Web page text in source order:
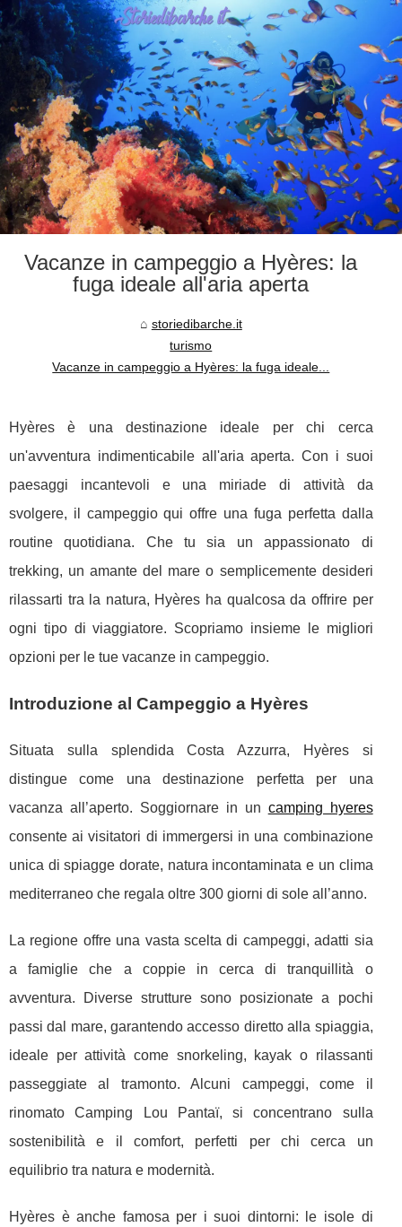
Vacanze in campeggio a Hyères: la
fuga ideale all'aria aperta
storiedibarche.it
turismo
Vacanze in campeggio a Hyères: la fuga ideale...
Hyères è una destinazione ideale per chi cerca
un'avventura indimenticabile all'aria aperta. Con i suoi
paesaggi incantevoli e una miriade di attività da
svolgere, il campeggio qui offre una fuga perfetta dalla
routine quotidiana. Che tu sia un appassionato di
trekking, un amante del mare o semplicemente desideri
rilassarti tra la natura, Hyères ha qualcosa da offrire per
ogni tipo di viaggiatore. Scopriamo insieme le migliori
opzioni per le tue vacanze in campeggio.
Introduzione al Campeggio a Hyères
Situata sulla splendida Costa Azzurra, Hyères si
distingue come una destinazione perfetta per una
vacanza all’aperto. Soggiornare in un camping hyeres
consente aivisitatori di immergersi in una combinazione
unica di spiagge dorate, natura incontaminata e un clima
mediterraneo che regala oltre 300 giorni di sole all’anno.
La regione offre una vasta scelta di campeggi, adatti sia
a famiglie che a coppie in cerca di tranquillità o
avventura. Diverse strutture sono posizionate a pochi
passi dal mare, garantendo accesso diretto alla spiaggia,
ideale per attività come snorkeling, kayak o rilassanti
passeggiate al tramonto. Alcuni campeggi, come il
rinomato Camping Lou Pantaï, si concentrano sulla
sostenibilità e il comfort, perfetti per chi cerca un
equilibrio tra natura e modernità.
Hyères è anche famosa per i suoi dintorni: le isole di